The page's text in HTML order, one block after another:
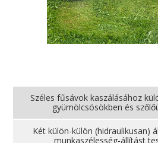
Széles fűsávok kaszálásához
gyümölcsösökben és
Két külön-külön (hidraulikusan)
munkaszélesség-állítást